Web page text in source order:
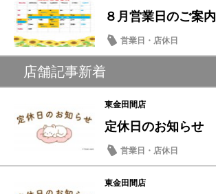
８月営業日のご案内
営業日・店休日
店舗記事新着
東金田間店
定休日のお知らせ
営業日・店休日
東金田間店